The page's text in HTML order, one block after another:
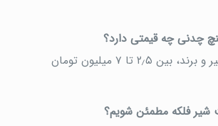
چدنی چه قیمتی دارد؟
بسته به نوع شیر و برند، بین ۲٫۵ تا ۷ میلیون تومان
شیر فلکه مطمئن شویم؟